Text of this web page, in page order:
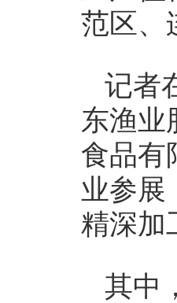
范区、
记者
东渔业
食品有
业参展
精深加
其中